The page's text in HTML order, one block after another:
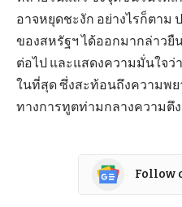
อาจหยุดชะงัก อย่างไรก็ตาม
ของสหรัฐฯ ได้ออกมากล่าวยื
ต่อไป และแสดงความมั่นใจว่
ในที่สุด ซึ่งสะท้อนถึงความพ
ทางการทูตท่ามกลางความตึ
Follow